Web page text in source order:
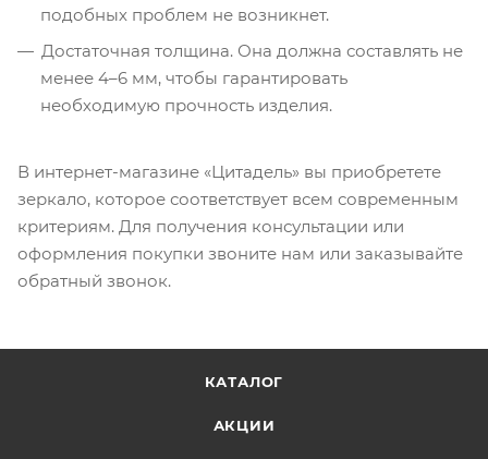
подобных проблем не возникнет.
Достаточная толщина. Она должна составлять не
менее 4–6 мм, чтобы гарантировать
необходимую прочность изделия.
В интернет-магазине «Цитадель» вы приобретете
зеркало, которое соответствует всем современным
критериям. Для получения консультации или
оформления покупки звоните нам или заказывайте
обратный звонок.
КАТАЛОГ
АКЦИИ